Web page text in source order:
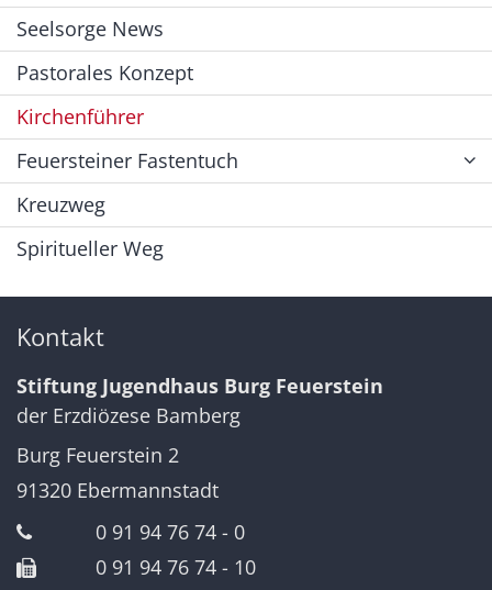
Seelsorge News
Pastorales Konzept
Kirchenführer
Feuersteiner Fastentuch
Kreuzweg
Spiritueller Weg
Kontakt
Stiftung Jugendhaus Burg Feuerstein
der Erzdiözese Bamberg
Burg Feuerstein 2
91320 Ebermannstadt
0 91 94 76 74 - 0
0 91 94 76 74 - 10